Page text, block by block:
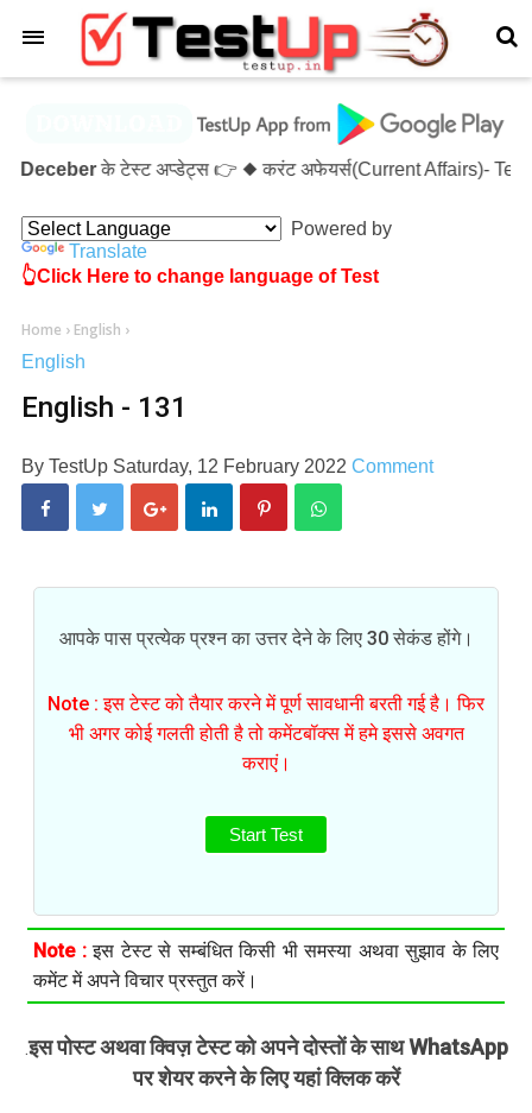
के टेस्ट अप्डेट्स 👉 ◆ करंट अफेयर्स(Current Affairs)- Test-
Powered by
Translate
👆Click Here to change language of Test
Home › English ›
English
English - 131
By TestUp Saturday, 12 February 2022 Comment
आपके पास प्रत्येक प्रश्न का उत्तर देने के लिए 30 सेकंड होंगे।
Note : इस टेस्ट को तैयार करने में पूर्ण सावधानी बरती गई है। फिर
भी अगर कोई गलती होती है तो कमेंटबॉक्स में हमे इससे अवगत
कराएं।
Start Test
Note :इस टेस्ट से सम्बंधित किसी भी समस्या अथवा सुझाव के लिए
कमेंट में अपने विचार प्रस्तुत करें।
.इस पोस्ट अथवा क्विज़ टेस्ट को अपने दोस्तों के साथ WhatsApp
पर शेयर करने के लिए यहां क्लिक करें